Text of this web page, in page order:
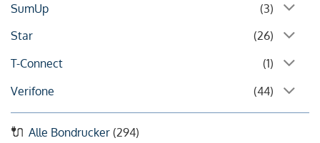
SumUp
(3)
Star
(26)
T-Connect
(1)
Verifone
(44)
Alle Bondrucker (294)